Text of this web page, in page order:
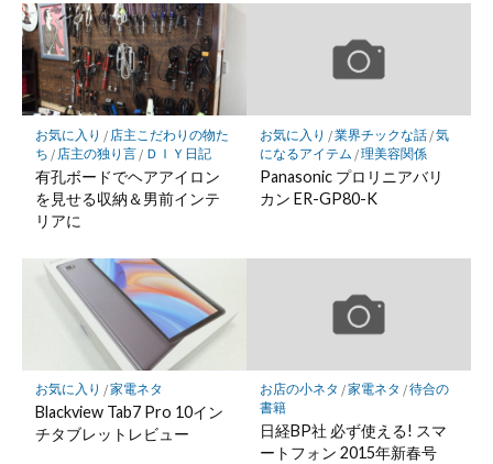
マ
ー
ク
に
保
存
お気に入り / 店主こだわりの物た
ち / 店主の独り言/ ＤＩＹ日記
有孔ボードでヘアアイロン
を見せる収納＆男前インテ
リアに
お気に入り /業界チックな話/気
になるアイテム /理美容関係
Panasonic プロリニアバリ
カン ER-GP80-K
お気に入り /家電ネタ
Blackview Tab7 Pro 10イン
チタブレットレビュー
お店の小ネタ /家電ネタ /待合の
書籍
日経BP社 必ず使える! スマ
ートフォン 2015年新春号